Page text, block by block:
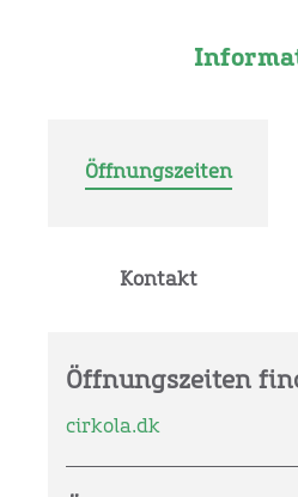
Öffnungszeiten
Kontakt
Öffnungszeiten
cirkola.dk